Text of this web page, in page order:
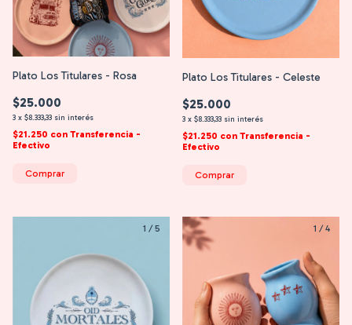
Plato Los Titulares - Rosa
$25.000
3 x $8.333,33 sin interés
$21.250 con Transferencia -
Efectivo
Comprar
Plato Los Titulares - Celeste
$25.000
3 x $8.333,33 sin interés
$21.250 con Transferencia -
Efectivo
Comprar
1 / 5 1 /4